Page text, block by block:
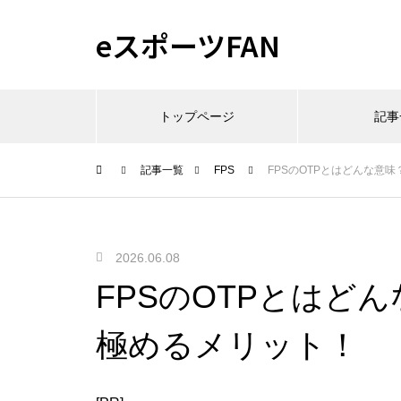
eスポーツFAN
トップページ 記
記事一覧 FPS FPSのOTPとはどんな意味
2026.06.08
FPSのOTPとはど
極めるメリット！